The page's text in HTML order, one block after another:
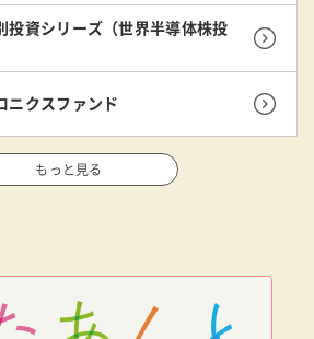
投資シリーズ（世界半導体株投
ニクスファンド
もっと見る